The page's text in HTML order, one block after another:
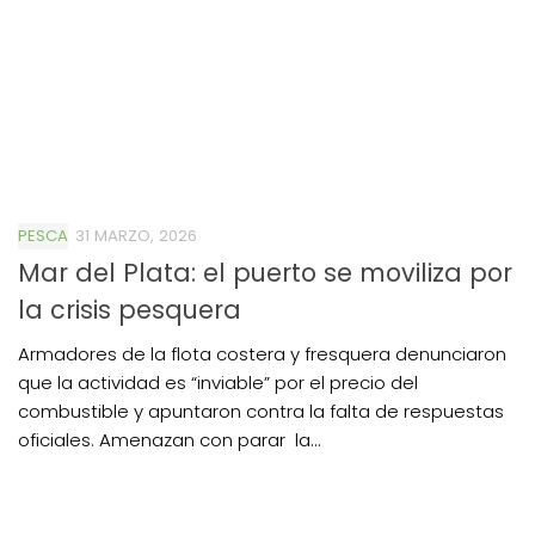
PESCA 31 MARZO, 2026
Mar del Plata: el puerto se moviliza por
la crisis pesquera
Armadores de la flota costera y fresquera denunciaron
que la actividad es “inviable” por el precio del
combustible y apuntaron contra la falta de respuestas
oficiales. Amenazan con parar la...